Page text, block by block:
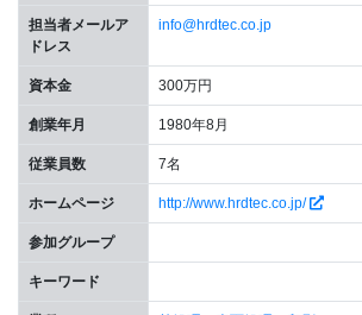
担当者メールア
ドレス
info@hrdtec.co.jp
資本金 300万円
創業年月 1980年8月
従業員数 7名
ホームページ http://www.hrdtec.co.jp/
参加グループ
キーワード